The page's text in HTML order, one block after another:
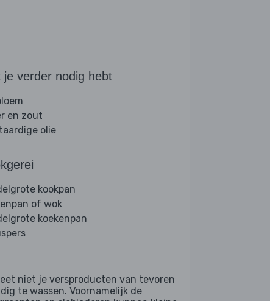
je verder nodig hebt
en zout
olie
kookpan
of wok
koekenpan
niet je versproducten van tevoren
te wassen. Voornamelijk de